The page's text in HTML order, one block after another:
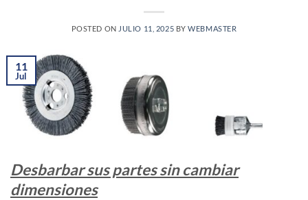
POSTED ON JULIO 11, 2025 BYWEBMASTER
11
Jul
Desbarbar sus partes sin cambiar
dimensiones